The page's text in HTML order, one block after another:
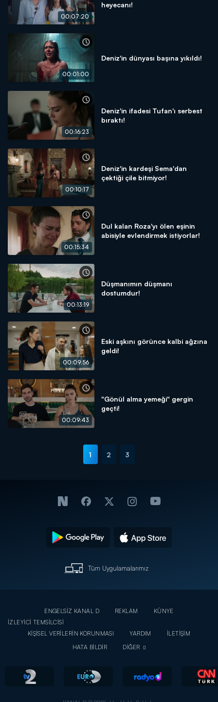
00:07:20
heyecanı!
00:01:00
Deniz'in dünyası başına yıkıldı!
00:16:23
Deniz'in ifadesi Tufan'ı serbest
bıraktı!
00:10:17
Deniz'in kardeşi Sema'dan
çektiği çile bitmiyor!
00:15:34
Dul kalan Roza'yı ölen eşinin
abisiyle evlendirmek istiyorlar!
00:13:19
Düşmanımın düşmanı
dostumdur!
00:09:56
Eski aşkını görünce kalbi ağzına
geldi!
00:09:43
"Gönül alma yemeği" gergin
geçti!
1 2 3
Tüm Uygulamalarımız
ENGELSİZ KANAL D REKLAM
KÜNYE
İZLEYİCİ TEMSİLCİSİ
KİŞİSEL VERİLERİN KORUNMASI
YARDIM
İLETİŞİM
HATA BİLDİR
DİĞER